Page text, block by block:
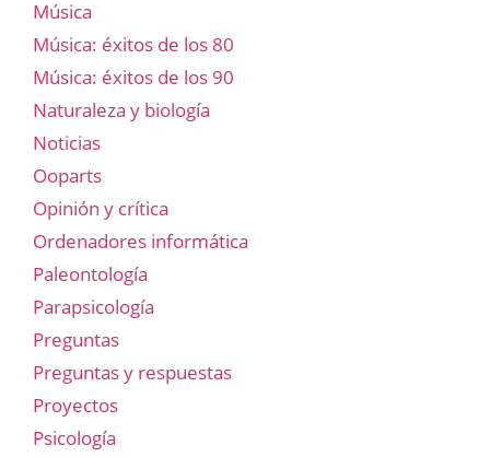
Música
Música: éxitos de los 80
Música: éxitos de los 90
Naturaleza y biología
Noticias
Ooparts
Opinión y crítica
Ordenadores informática
Paleontología
Parapsicología
Preguntas
Preguntas y respuestas
Proyectos
Psicología